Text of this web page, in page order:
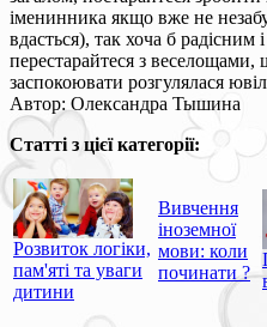
іменинника якщо вже не
вдасться), так хоча б радісним
перестарайтеся з веселощами,
заспокоювати розгулялася
Автор: Олександра Тышина
Статті з цієї категорії:
Розвиток логіки,
пам'яті та уваги
дитини
Вивчення
іноземної
мови: коли
починати ?